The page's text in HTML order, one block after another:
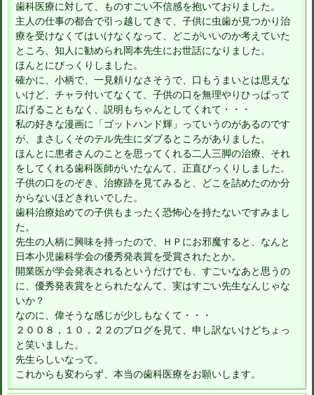
歯科医療に対して、ものすごい不信感を抱いておりました。
主人の仕事の都合で引っ越してきて、子供に虫歯が見つかり治
療を受けなくてはいけなくなって、どこがいいのか考えていた
ところ、知人に勧められ岡本先生にお世話になりました。
ほんとにびっくりしました。
確かに、小柄で、一見頼りなさそうで、口もうまいとは思えな
いけど、チャラ付いてなくて、子供の口を無理やりひっぱって
広げることもなく、説明もちゃんとしてくれて・・・
私の好きな漫画に「ゴットハンド輝」っていうのがあるのです
が、まさしくそのテル先生にダブるところがありました。
ほんとに患者さんのことを思ってくれる二人三脚の治療、それ
をしてくれる歯科医師がいたなんて、正直びっくりしました。
子供の口をのぞき、治療跡を見てみると、どこを詰めたのか分
からないほどきれいでした。
歯科治療始めての子供もまったく恐怖心を持たないですみまし
た。
先生の人柄に興味を持ったので、ＨＰにお邪魔すると、なんと
日本小児歯科学会の優秀発表賞を受賞されたとか。
開業医が学会発表されるというだけでも、すごいなあと思うの
に、優秀発表賞をとられたなんて、実はすごい先生なんじゃな
いか？
なのに、偉そうな感じが少しもなくて・・・
２００８，１０，２２のブログを見て、申し訳ないけどちょっ
と笑いました。
先生らしいなって。
これからも変わらず、本当の歯科医療をお願いします。